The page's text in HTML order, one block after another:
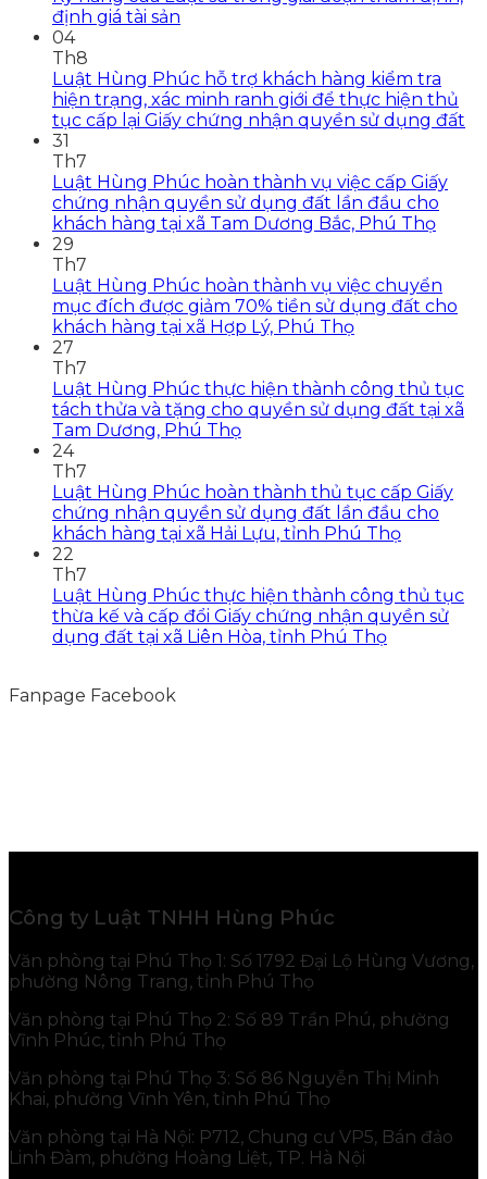
định giá tài sản
04
Th8
Luật Hùng Phúc hỗ trợ khách hàng kiểm tra
hiện trạng, xác minh ranh giới để thực hiện thủ
tục cấp lại Giấy chứng nhận quyền sử dụng đất
31
Th7
Luật Hùng Phúc hoàn thành vụ việc cấp Giấy
chứng nhận quyền sử dụng đất lần đầu cho
khách hàng tại xã Tam Dương Bắc, Phú Thọ
29
Th7
Luật Hùng Phúc hoàn thành vụ việc chuyển
mục đích được giảm 70% tiền sử dụng đất cho
khách hàng tại xã Hợp Lý, Phú Thọ
27
Th7
Luật Hùng Phúc thực hiện thành công thủ tục
tách thửa và tặng cho quyền sử dụng đất tại xã
Tam Dương, Phú Thọ
24
Th7
Luật Hùng Phúc hoàn thành thủ tục cấp Giấy
chứng nhận quyền sử dụng đất lần đầu cho
khách hàng tại xã Hải Lựu, tỉnh Phú Thọ
22
Th7
Luật Hùng Phúc thực hiện thành công thủ tục
thừa kế và cấp đổi Giấy chứng nhận quyền sử
dụng đất tại xã Liên Hòa, tỉnh Phú Thọ
Fanpage Facebook
Công ty Luật TNHH Hùng Phúc
Văn phòng tại Phú Thọ 1: Số 1792 Đại Lộ Hùng Vương,
phường Nông Trang, tỉnh Phú Thọ
Văn phòng tại Phú Thọ 2: Số 89 Trần Phú, phường
Vĩnh Phúc, tỉnh Phú Thọ
Văn phòng tại Phú Thọ 3: Số 86 Nguyễn Thị Minh
Khai, phường Vĩnh Yên, tỉnh Phú Thọ
Văn phòng tại Hà Nội: P712, Chung cư VP5, Bán đảo
Linh Đàm, phường Hoàng Liệt, TP. Hà Nội